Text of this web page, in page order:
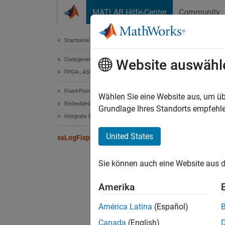
MATLAB Hilfe-Center Community
Startseite der Dokumentation
Codegenerierung
FPGA-, ASIC und SoC-Entwicklung
Fixed-Point Designer
Embedded Implementation
Integrate External Code
ssLogFixptInstrumentation
Website
Wählen Sie eine Website aus, um
Grundlage Ihres Standorts
United States
Sie können auch eine Website aus
Amerika
América Latina (Español)
Canada (English)